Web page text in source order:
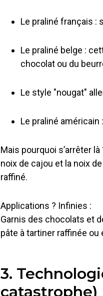
Le praliné français :
Le praliné belge :
chocolat ou du
Le style "nougat"
Le praliné
Mais pourquoi s’arrêter
noix de cajou et la noix
raffiné.
Applications ? Infinies :
Garnis des chocolats et
pâte à tartiner raffinée ou
3.
catastrophe)